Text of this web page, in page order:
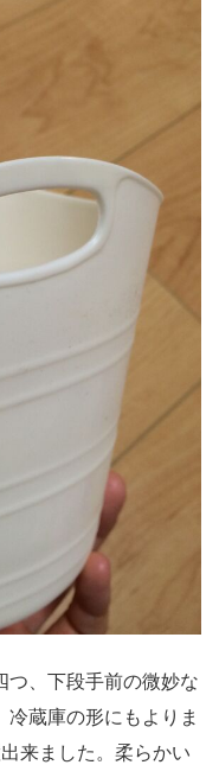
つ、下段手前の微妙な
蔵庫の形にもよりま
来ました。柔らかい